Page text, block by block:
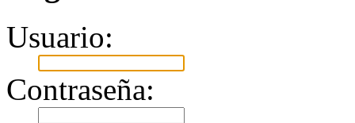
Usuario:
Contraseña: